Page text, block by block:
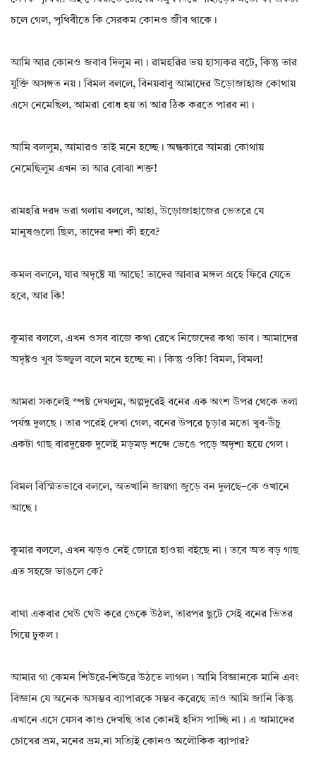
চলে গেল, পৃথিবীতে কি সেরকম কোনও জীব থাকে।
আমি আর কোনও জবাব দিলুম না। রামহরির ভয় হাস্যকর বটে, কিন্তু তার
যুক্তি অসঙ্গত নয়। বিমল বললে, বিনয়বাবু আমাদের উড়োজাহাজ কোথায়
এসে নেমেছিল, আমরা বোধ হয় তা আর ঠিক করতে পারব না।
আমি বললুম, আমারও তাই মনে হচ্ছে। অন্ধকারে আমরা কোথায়
নেমেছিলুম এখন তা আর বোঝা শক্ত!
রামহরি দরদ ভরা গলায় বললে, আহা, উড়োজাহাজের ভেতরে যে
মানুষগুলো ছিল, তাদের দশা কী হবে?
কমল বললে, যার অদৃষ্টে যা আছে! তাদের আবার মঙ্গল গ্রহে ফিরে যেতে
হবে, আর কি!
কুমার বললে, এখন ওসব বাজে কথা রেখে নিজেদের কথা ভাব। আমাদের
অদৃষ্টও খুব উজ্জ্বল বলে মনে হচ্ছে না। কিন্তু ওকি! বিমল, বিমল!
আমরা সকলেই স্পষ্ট দেখলুম, অল্পদুরেই বনের এক অংশ উপর থেকে তলা
পর্যন্ত দুলছে। তার পরেই দেখা গেল, বনের উপরে চূড়ার মতো খুব-উঁচু
একটা গাছ বারদুয়েক দুলেই মড়মড় শব্দে ভেঙে পড়ে অদৃশ্য হয়ে গেল।
বিমল বিস্মিতভাবে বললে, অতখানি জায়গা জুড়ে বন দুলছে–কে ওখানে
আছে।
কুমার বললে, এখন ঝড়ও নেই জোরে হাওয়া বইছে না। তবে অত বড় গাছ
এত সহজে ভাঙলে কে?
বাঘা একবার ঘেউ ঘেউ করে ডেকে উঠল, তারপর ছুটে সেই বনের ভিতর
গিয়ে ঢুকল।
আমার গা কেমন শিউরে-শিউরে উঠতে লাগল। আমি বিজ্ঞানকে মানি এবং
বিজ্ঞান যে অনেক অসম্ভব ব্যাপারকে সম্ভব করেছে তাও আমি জানি কিন্তু
এখানে এসে যেসব কাণ্ড দেখছি তার কোনই হদিস পাচ্ছি না। এ আমাদের
চোখের ভ্ৰম, মনের ভ্রম,না সত্যিই কোনও অলৌকিক ব্যাপার?